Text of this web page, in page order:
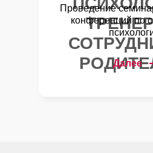
Проведение
конференций по
Далее